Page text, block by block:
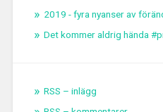
2019 - fyra nyanser av
Det kommer aldrig hända
RSS – inlägg